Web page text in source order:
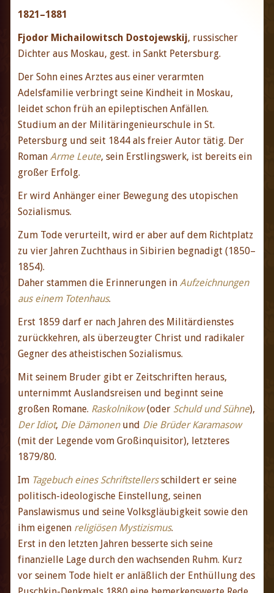
1821–1881
Fjodor Michailowitsch Dostojewskij, russischer
Dichter aus Moskau, gest. in Sankt Petersburg.
Der Sohn eines Arztes aus einer verarmten
Adelsfamilie verbringt seine Kindheit in Moskau,
leidet schon früh an epileptischen Anfällen.
Studium an der Militäringenieurschule in St.
Petersburg und seit 1844 als freier Autor tätig. Der
Roman Arme Leute, sein Erstlingswerk, ist bereits ein
großer Erfolg.
Er wird Anhänger einer Bewegung des utopischen
Sozialismus.
Zum Tode verurteilt, wird er aber auf dem Richtplatz
zu vier Jahren Zuchthaus in Sibirien begnadigt (1850–
1854).
Daher stammen die Erinnerungen in Aufzeichnungen
aus einem Totenhaus.
Erst 1859 darf er nach Jahren des Militärdienstes
zurückkehren, als überzeugter Christ und radikaler
Gegner des atheistischen Sozialismus.
Mit seinem Bruder gibt er Zeitschriften heraus,
unternimmt Auslandsreisen und beginnt seine
großen Romane. Raskolnikow(oder Schuld und Sühne),
Der Idiot, Die Dämonenund Die Brüder Karamasow
(mit der Legende vom Großinquisitor), letzteres
1879/80.
Im Tagebuch eines Schriftstellersschildert er seine
politisch-ideologische Einstellung, seinen
Panslawismus und seine Volksgläubigkeit sowie den
ihm eigenen religiösen Mystizismus.
Erst in den letzten Jahren besserte sich seine
finanzielle Lage durch den wachsenden Ruhm. Kurz
vor seinem Tode hielt er anläßlich der Enthüllung des